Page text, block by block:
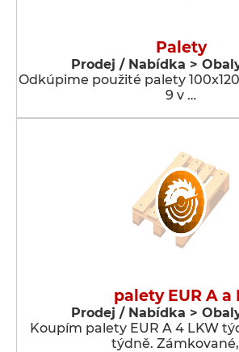
Palety
Prodej / Nabídka >
Odkúpime použité palety
9 v …
palety EUR A a
Prodej / Nabídka >
Koupím palety EUR A 4 LKW
týdně.